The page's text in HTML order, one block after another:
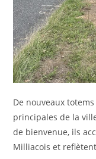
De nouveaux
principales de la
de bienvenue, ils
Milliacois et